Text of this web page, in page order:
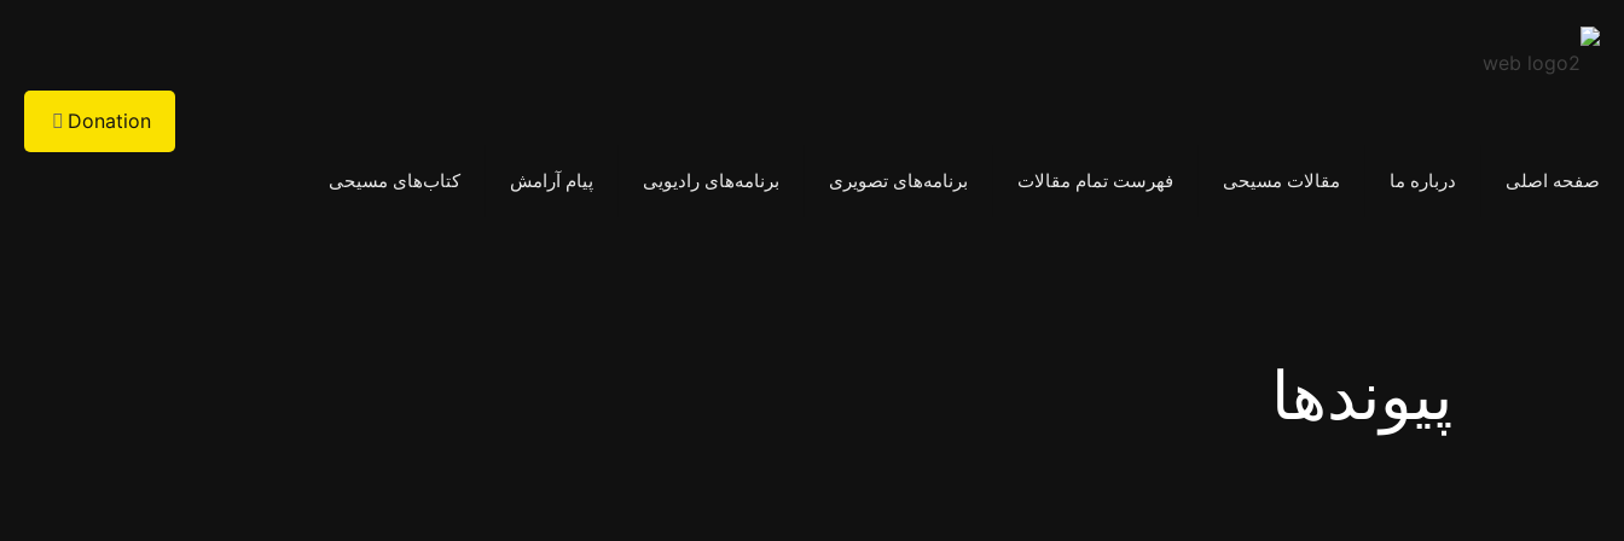
صفحه اصلی درباره ما مقالات مسیحی فهرست تمام مقالات برنامه‌های تصویری برنامه‌های رادیویی پیام آرامش کتاب‌های مسیحی
Donation
پیوندها